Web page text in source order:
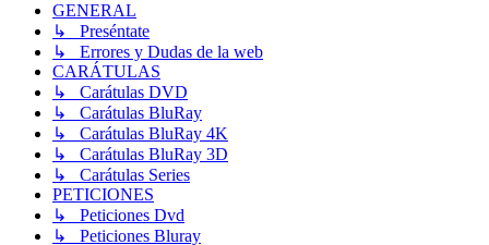
GENERAL
↳ Preséntate
↳ Errores y Dudas de la web
CARÁTULAS
↳ Carátulas DVD
↳ Carátulas BluRay
↳ Carátulas BluRay 4K
↳ Carátulas BluRay 3D
↳ Carátulas Series
PETICIONES
↳ Peticiones Dvd
↳ Peticiones Bluray